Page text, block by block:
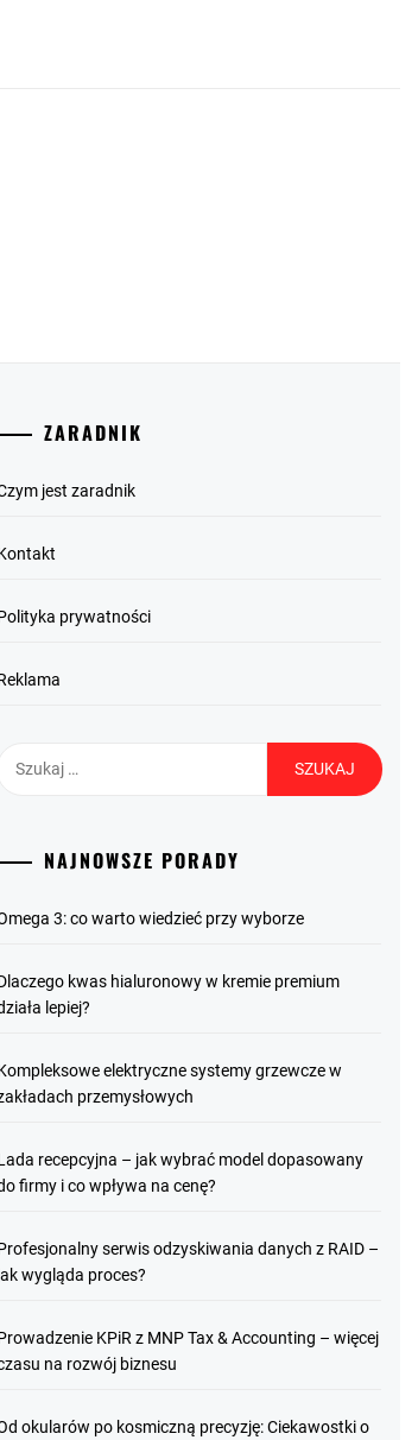
ZARADNIK
jest zaradnik
prywatności
NAJNOWSZE PORADY
3: co warto wiedzieć przy wyborze
kwas hialuronowy w kremie premium
lepiej?
elektryczne systemy grzewcze w
przemysłowych
recepcyjna – jak wybrać model dopasowany
firmy i co wpływa na cenę?
serwis odzyskiwania danych z RAID –
wygląda proces?
KPiR z MNP Tax & Accounting – więcej
na rozwój biznesu
okularów po kosmiczną precyzję: Ciekawostki o